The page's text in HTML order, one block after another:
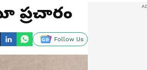
ప్రచారం
Follow Us